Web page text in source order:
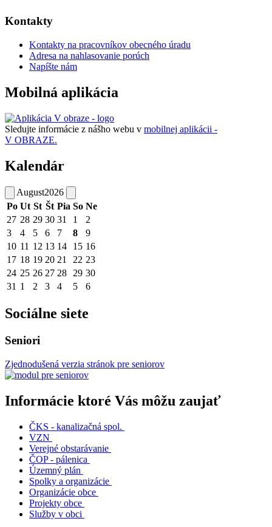
Kontakty
Kontakty na pracovníkov obecného úradu
Adresa na nahlasovanie porúch
Napíšte nám
Mobilná aplikácia
Sledujte informácie z nášho webu v mobilnej aplikácii -
V OBRAZE.
Kalendár
August2026
Po Ut St Št Pia So Ne
27 28 29 30 31 1
2
3
4 5 6 7 8
9
10 11 12 13 14 15 16
17 18 19 20 21 22 23
24 25 26 27 28 29 30
31 1 2 3 4 5 6
Sociálne siete
Seniori
Zjednodušená verzia stránok pre seniorov
Informácie ktoré Vás môžu zaujať
ČKS - kanalizačná spol.
VZN
Verejné obstarávanie
ČOP - pálenica
Územný plán
Spolky a organizácie
Organizácie obce
Projekty obce
Služby v obci